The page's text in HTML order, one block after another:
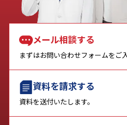
メール相談する
まずはお問い合わせフォームをご
資料を請求する
資料を送付いたします。